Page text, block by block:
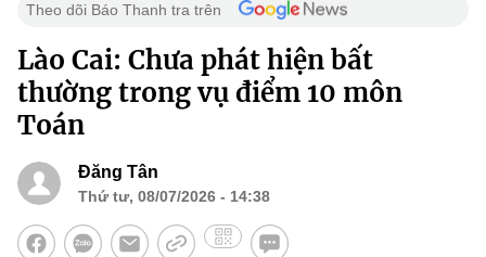
Theo dõi Báo Thanh tra trên
Lào Cai: Chưa phát hiện bất
thường trong vụ điểm 10 môn
Toán
Đăng Tân
Thứ tư, 08/07/2026 - 14:38